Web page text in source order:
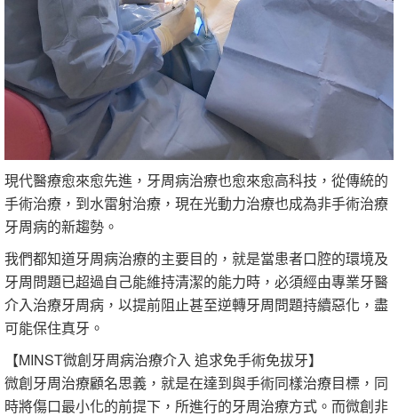
現代醫療愈來愈先進，牙周病治療也愈來愈高科技，從傳統的
手術治療，到水雷射治療，現在光動力治療也成為非手術治療
牙周病的新趨勢。
我們都知道牙周病治療的主要目的，就是當患者口腔的環境及
牙周問題已超過自己能維持清潔的能力時，必須經由專業牙醫
介入治療牙周病，以提前阻止甚至逆轉牙周問題持續惡化，盡
可能保住真牙。
【MINST微創牙周病治療介入 追求免手術免拔牙】
微創牙周治療顧名思義，就是在達到與手術同樣治療目標，同
時將傷口最小化的前提下，所進行的牙周治療方式。而微創非